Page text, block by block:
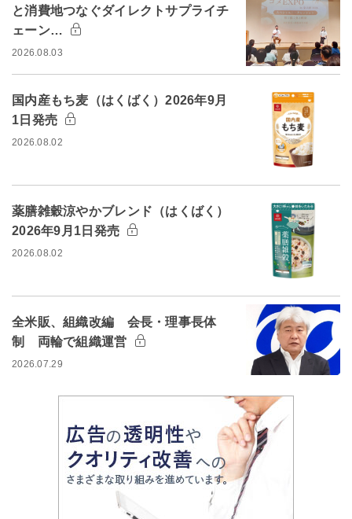
と消費地つなぐダイレクトサプライチ
ェーン…
2026.08.03
国内産もち麦（はくばく）2026年9月
1日発売
2026.08.02
薬膳雑穀涼やかブレンド（はくばく）
2026年9月1日発売
2026.08.02
全米販、組織改編 会長・理事長体
制 両輪で組織運営
2026.07.29